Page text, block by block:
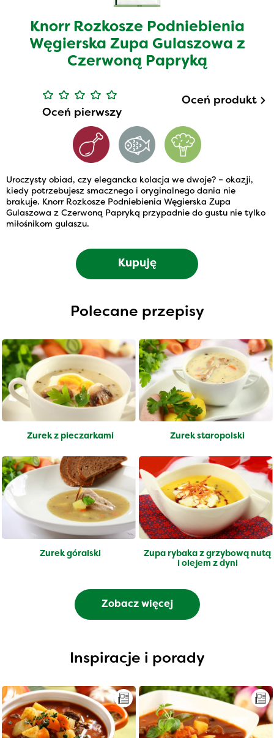
Knorr Rozkosze Podniebienia
Węgierska Zupa Gulaszowa z
Czerwoną Papryką
Oceń pierwszy
Oceń produkt
Uroczysty obiad, czy elegancka kolacja we dwoje? – okazji,
kiedy potrzebujesz smacznego i oryginalnego dania nie
brakuje. Knorr Rozkosze Podniebienia Węgierska Zupa
Gulaszowa z Czerwoną Papryką przypadnie do gustu nie tylko
miłośnikom gulaszu.
Kupuję
Polecane przepisy
Żurek z pieczarkami Żurek staropolski
Żurek góralski
Zupa rybaka z grzybową nutą
i olejem z dyni
Zobacz więcej
Inspiracje i porady